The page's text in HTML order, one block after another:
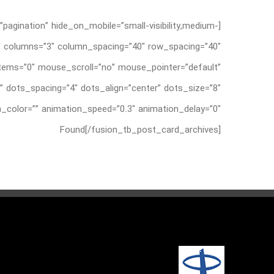
hide_on_mobile=”small-visibility,medium-
column_spacing=”40″ row_spacing=”40″
mouse_scroll=”no” mouse_pointer=”default”
dots_align=”center” dots_size=”8″
Found[/fusion_tb_post_card_archives]